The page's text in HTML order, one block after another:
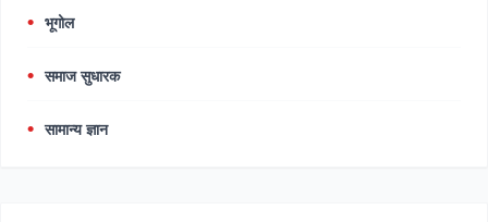
भूगोल
समाज सुधारक
सामान्य ज्ञान